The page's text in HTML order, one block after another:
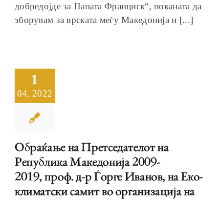
добредојде за Папата Франциск“, поканата да
зборувам за врската меѓу Македонија и [...]
1
04, 2022
Обраќање на Претседателот на
Република Македонија 2009-
2019, проф. д-р Ѓорге Иванов, на Еко-
климатски самит во организација на